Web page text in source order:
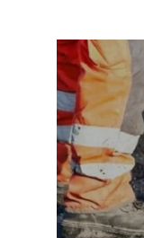
В Бахмуті
батальйону
Мукачівці
шарму міста